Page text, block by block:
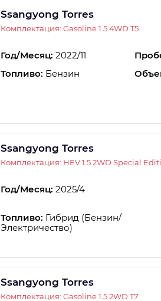
Ssangyong Torres
Комплектация: Gasoline 1.5 4WD T5
Год/Месяц: 2022/11
Топливо: Бензин
Ssangyong Torres
Комплектация: HEV 1.5 2WD Special
Год/Месяц: 2025/4
Топливо: Гибрид (Бензин/
Электричество)
Ssangyong Torres
Комплектация: Gasoline 1.5 2WD T7